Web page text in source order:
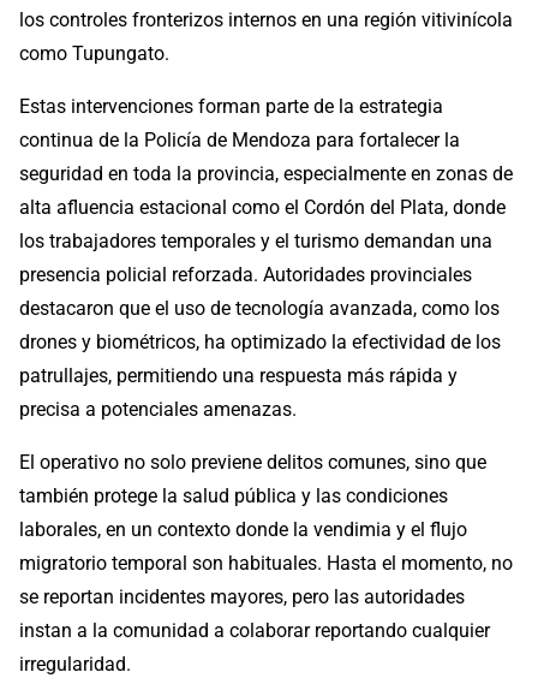
los controles fronterizos internos en una región vitivinícola
como Tupungato.
Estas intervenciones forman parte de la estrategia
continua de la Policía de Mendoza para fortalecer la
seguridad en toda la provincia, especialmente en zonas de
alta afluencia estacional como el Cordón del Plata, donde
los trabajadores temporales y el turismo demandan una
presencia policial reforzada. Autoridades provinciales
destacaron que el uso de tecnología avanzada, como los
drones y biométricos, ha optimizado la efectividad de los
patrullajes, permitiendo una respuesta más rápida y
precisa a potenciales amenazas.
El operativo no solo previene delitos comunes, sino que
también protege la salud pública y las condiciones
laborales, en un contexto donde la vendimia y el flujo
migratorio temporal son habituales. Hasta el momento, no
se reportan incidentes mayores, pero las autoridades
instan a la comunidad a colaborar reportando cualquier
irregularidad.